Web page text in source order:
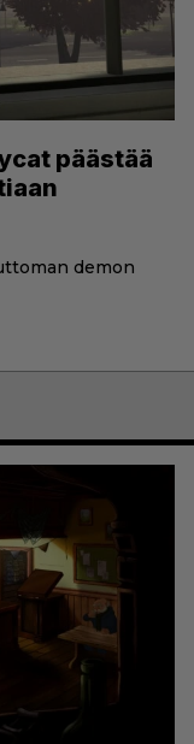
päästää
demon